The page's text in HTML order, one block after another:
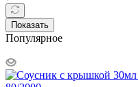
Показать
Популярное